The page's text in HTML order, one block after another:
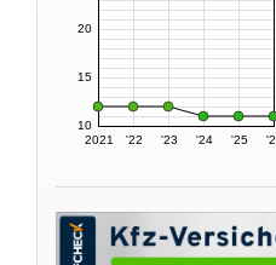
2021 '22 '23 '24 '25
10
15
20